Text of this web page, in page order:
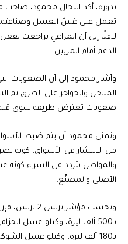
بدوره، أكد النحال محمود،
تعمل على غشّ العسل وصناعته،
لافتًا إلى أن المراعي تراجعت
الدعم أمام المربين.
وأشار محمود إلى أن الصعوبات
المناحل والحواجز على الطرق تم
صعوبات تعترض طريقه سوى قلة
وتمنى محمود أن يتم ضبط
من الانتشار في الأسواق، كونه
والمواطن يتردد في الشراء كونه
الأصلي والمصنّع.
وبحسب مؤشر